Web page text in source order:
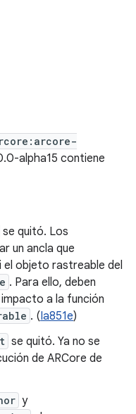
alpha15 contiene
se quitó. Los
un ancla que
el objeto rastreable del
. Para ello, deben
a la función
. (Ia851e)
se quitó. Ya no se
de ARCore de
y